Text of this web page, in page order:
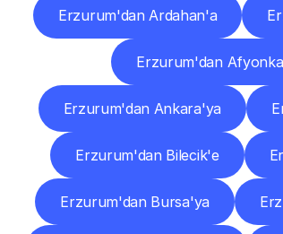
Erzurum'dan Ardahan'a
Erzurum'dan
Erzurum'dan Ankara'ya
Erzurum'dan Bilecik'e
Erzurum'dan Bursa'ya